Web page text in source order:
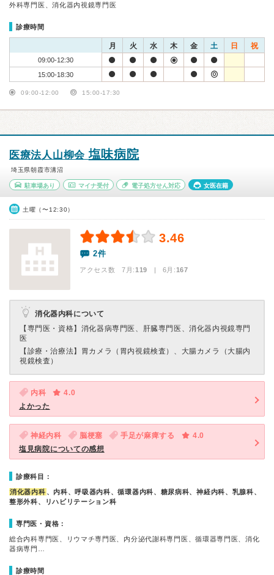
外科専門医、消化器内視鏡専門医
診療時間
月 火 水 木 金 土 日 祝
09:00-12:30
15:00-18:30
09:00-12:00 15:00-17:30
医療法人山柳会塩味病院
埼玉県朝霞市溝沼
駐車場あり マイナ受付 電子処方せん対応 女医在籍
土曜（〜12:30）
3.46
2件
アクセス数 7月:119 | 6月:167
消化器内科について
【専門医・資格】 消化器病専門医、肝臓専門医、消化器内視鏡専門
医
【診療・治療法】 胃カメラ（胃内視鏡検査）、大腸カメラ（大腸内
視鏡検査）
内科
4.0
よかった
神経内科 脳梗塞 手足が麻痺する
4.0
塩見病院についての感想
診療科目：
消化器内科 、内科、呼吸器内科、循環器内科、糖尿病科、神経内科、乳腺科、
整形外科、リハビリテーション科
専門医・資格：
総合内科専門医、リウマチ専門医、内分泌代謝科専門医、循環器専門医、消化
器病専門…
診療時間